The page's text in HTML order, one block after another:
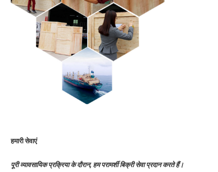
हमारी सेवाएं
पूरी व्यावसायिक प्रक्रिया के दौरान, हम परामर्शी बिक्री सेवा प्रदान करते हैं।